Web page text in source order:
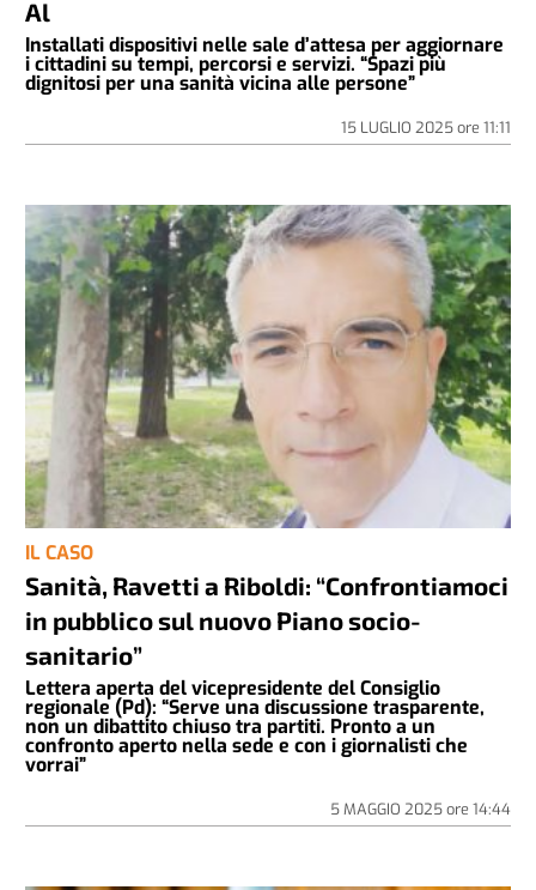
Al
Installati dispositivi nelle sale d’attesa per aggiornare
i cittadini su tempi, percorsi e servizi. “Spazi più
dignitosi per una sanità vicina alle persone”
15 LUGLIO 2025ore 11:11
IL CASO
Sanità, Ravetti a Riboldi: “Confrontiamoci
in pubblico sul nuovo Piano socio-
sanitario”
Lettera aperta del vicepresidente del Consiglio
regionale (Pd): “Serve una discussione trasparente,
non un dibattito chiuso tra partiti. Pronto a un
confronto aperto nella sede e con i giornalisti che
vorrai”
5 MAGGIO 2025ore 14:44